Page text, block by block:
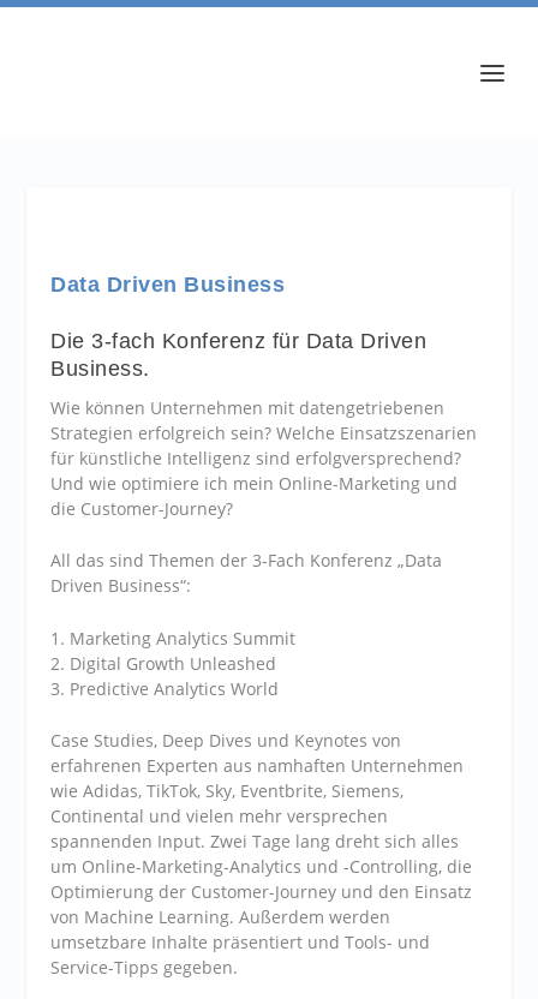
Data Driven Business
Die 3-fach Konferenz für Data Driven
Business.
Wie können Unternehmen mit datengetriebenen
Strategien erfolgreich sein? Welche Einsatzszenarien
für künstliche Intelligenz sind erfolgversprechend?
Und wie optimiere ich mein Online-Marketing und
die Customer-Journey?
All das sind Themen der 3-Fach Konferenz „Data
Driven Business“:
1. Marketing Analytics Summit
2. Digital Growth Unleashed
3. Predictive Analytics World
Case Studies, Deep Dives und Keynotes von
erfahrenen Experten aus namhaften Unternehmen
wie Adidas, TikTok, Sky, Eventbrite, Siemens,
Continental und vielen mehr versprechen
spannenden Input. Zwei Tage lang dreht sich alles
um Online-Marketing-Analytics und -Controlling, die
Optimierung der Customer-Journey und den Einsatz
von Machine Learning. Außerdem werden
umsetzbare Inhalte präsentiert und Tools- und
Service-Tipps gegeben.